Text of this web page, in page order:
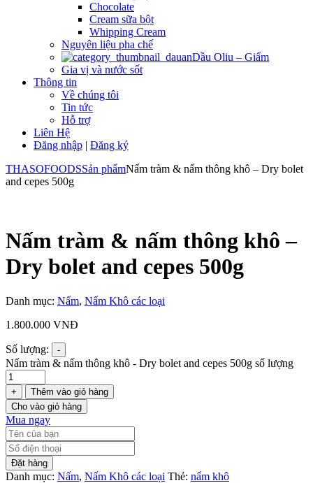
Chocolate
Cream sữa bột
Whipping Cream
Nguyên liệu pha chế
Dầu Oliu – Giấm
Gia vị và nước sốt
Thông tin
Về chúng tôi
Tin tức
Hỗ trợ
Liên Hệ
Đăng nhập | Đăng ký
THASOFOODSSản phẩmNấm tràm & nấm thông khô – Dry bolet
and cepes 500g
Nấm tràm & nấm thông khô –
Dry bolet and cepes 500g
Danh mục: Nấm, Nấm Khô các loại
1.800.000 VNĐ
Số lượng: -
Nấm tràm & nấm thông khô - Dry bolet and cepes 500g số lượng
+
Thêm vào giỏ hàng
Cho vào giỏ hàng
Mua ngay
Đặt hàng
Danh mục: Nấm, Nấm Khô các loại Thẻ: nấm khô